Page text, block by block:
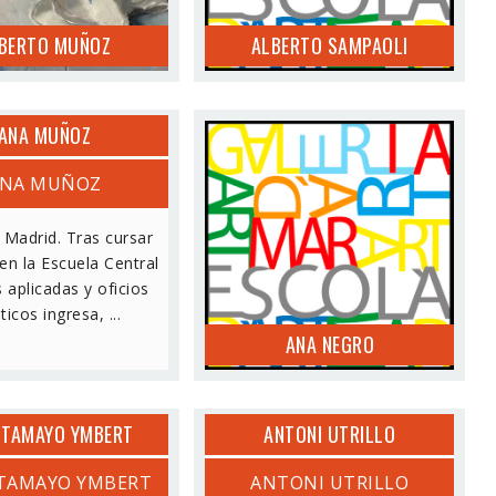
MUÑOZ ALBERTO SAMPAOLI
MUÑOZ
MUÑOZ
Madrid. Tras cursar
la Escuela Central
aplicadas y oficios
ingresa, ...
ANA NEGRO
ANA NEGRO
YMBERT
YMBERT
ANTONI UTRILLO
ANTONI UTRILLO